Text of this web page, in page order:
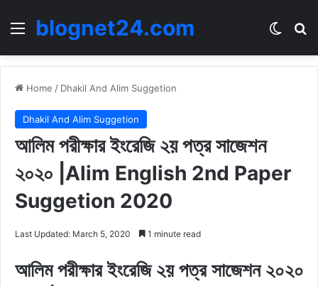
Menublognet24.com
Home / Dhakil And Alim Suggetion
Dhakil And Alim Suggetion
আলিম পরীক্ষার ইংরেজি ২য় পত্র সাজেশন
২০২০ |Alim English 2nd Paper
Suggetion 2020
Last Updated: March 5, 2020 1 minute read
আলিম পরীক্ষার ইংরেজি ২য় পত্র সাজেশন ২০২০